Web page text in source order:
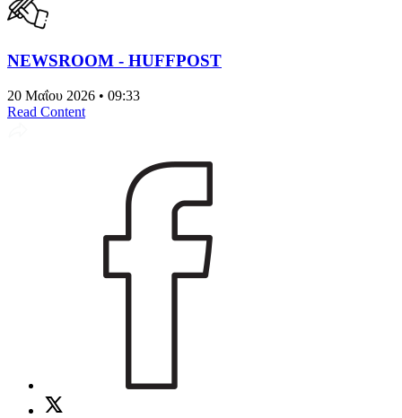
NEWSROOM - HUFFPOST
20 Μαΐου 2026 • 09:33
Read Content